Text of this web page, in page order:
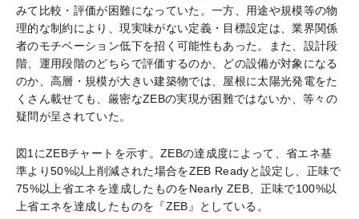
みて比較・評価が困難になっていた。一方、用途や規模等の物
理的な制約により、現実味がない定義・目標設定は、業界関係
者のモチベーション低下を招く可能性もあった。また、設計段
階、運用段階のどちらで評価するのか、どの設備が対象になる
のか、高層・規模が大きい建築物では、屋根に太陽光発電をた
くさん載せても、厳密なZEBの実現が困難ではないか、等々の
疑問が呈されていた。
図1にZEBチャートを示す。ZEBの達成度によって、省エネ基
準より50%以上削減された場合をZEB Readyと設定し、正味で
75%以上省エネを達成したものをNearly ZEB、正味で100%以
上省エネを達成したものを『ZEB』としている。